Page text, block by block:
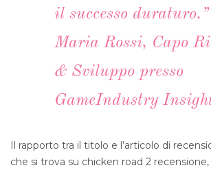
il successo
Maria Rossi, Capo
& Sviluppo presso
GameIndustry
Il rapporto tra il titolo e l’articolo di
che si trova su chicken road 2